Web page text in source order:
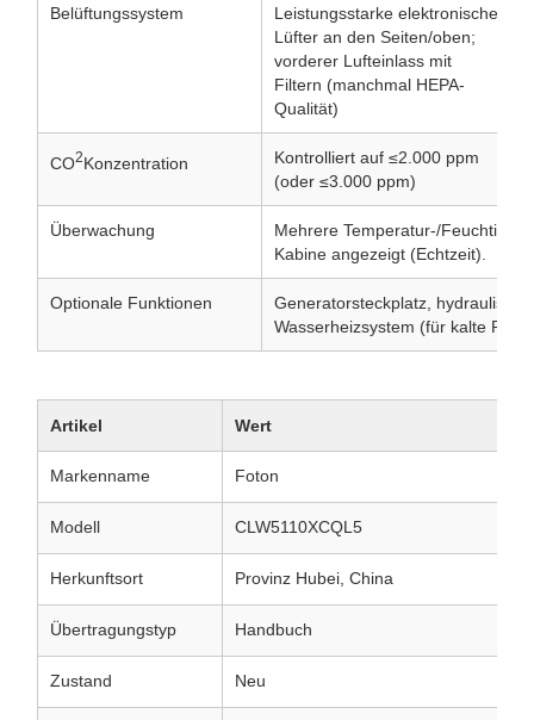
Belüftungssystem
Leistungsstarke elektronische
Lüfter an den Seiten/oben;
vorderer Lufteinlass mit
Filtern (manchmal HEPA-
Qualität)
CO2Konzentration
Kontrolliert auf ≤2.000 ppm
(oder ≤3.000 ppm)
Überwachung
Mehrere Temperatur-/
Kabine angezeigt (Echtzeit).
Optionale Funktionen
Generatorsteckplatz,
Wasserheizsystem (für kalte
Artikel Wert
Markenname Foton
Modell CLW5110XCQL5
Herkunftsort Provinz Hubei, China
Übertragungstyp Handbuch
Zustand Neu